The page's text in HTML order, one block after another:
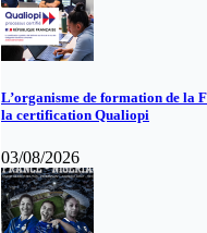
L’organisme de formation de la
la certification Qualiopi
03/08/2026